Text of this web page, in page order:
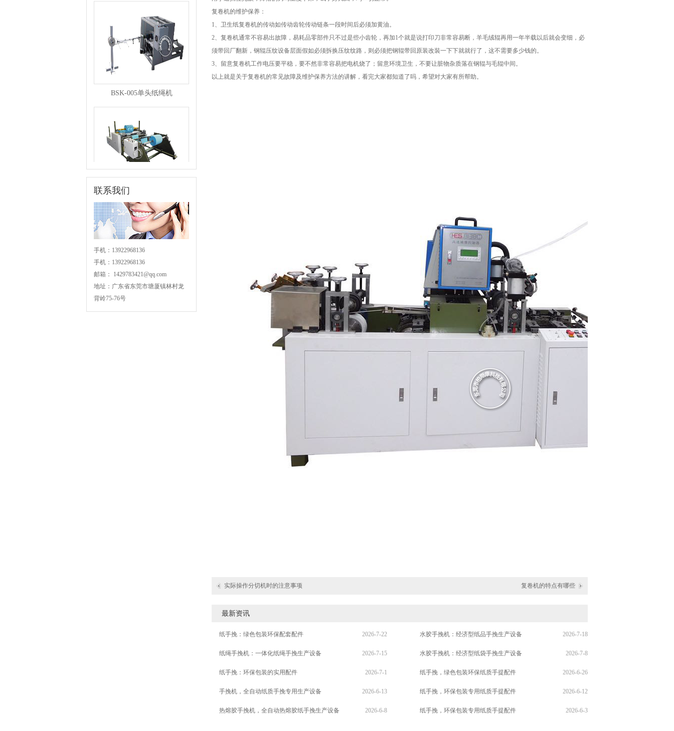
BSK-005单头纸绳机
BSK-004分条机
BSK-003扁绳手挽机
联系我们
手机：13922968136
手机：13922968136
邮箱： 1429783421@qq.com
地址：广东省东莞市塘厦镇林村龙
背岭75-76号
复卷机的维护保养：
1、卫生纸复卷机的传动如传动齿轮传动链条一段时间后必须加黄油。
2、复卷机通常不容易出故障，易耗品零部件只不过是些小齿轮，再加1个就是说打印刀非常容易断，羊毛绒辊再用一年半载以后就会变细，必
须带回厂翻新，钢辊压纹设备层面假如必须拆换压纹纹路，则必须把钢辊带回原装改裝一下下就就行了，这不需要多少钱的。
3、留意复卷机工作电压要平稳，要不然非常容易把电机烧了；留意环境卫生，不要让脏物杂质落在钢辊与毛辊中间。
以上就是关于复卷机的常见故障及维护保养方法的讲解，看完大家都知道了吗，希望对大家有所帮助。
实际操作分切机时的注意事项 复卷机的特点有哪些
最新资讯
纸手挽：绿色包装环保配套配件 2026-7-22 水胶手挽机：经济型纸品手挽生产设备 2026-7-18
纸绳手挽机：一体化纸绳手挽生产设备 2026-7-15 水胶手挽机：经济型纸袋手挽生产设备 2026-7-8
纸手挽：环保包装的实用配件 2026-7-1 纸手挽，绿色包装环保纸质手提配件 2026-6-26
手挽机，全自动纸质手挽专用生产设备 2026-6-13 纸手挽，环保包装专用纸质手提配件 2026-6-12
热熔胶手挽机，全自动热熔胶纸手挽生产设备 2026-6-8 纸手挽，环保包装专用纸质手提配件 2026-6-3